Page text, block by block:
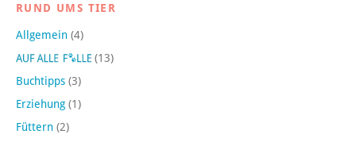
RUND UMS TIER
Allgemein (4)
(13)
Buchtipps (3)
Erziehung (1)
Füttern (2)